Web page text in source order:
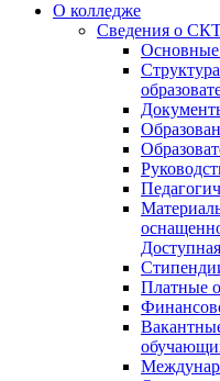
О колледже
Сведения о
Основные
Платные